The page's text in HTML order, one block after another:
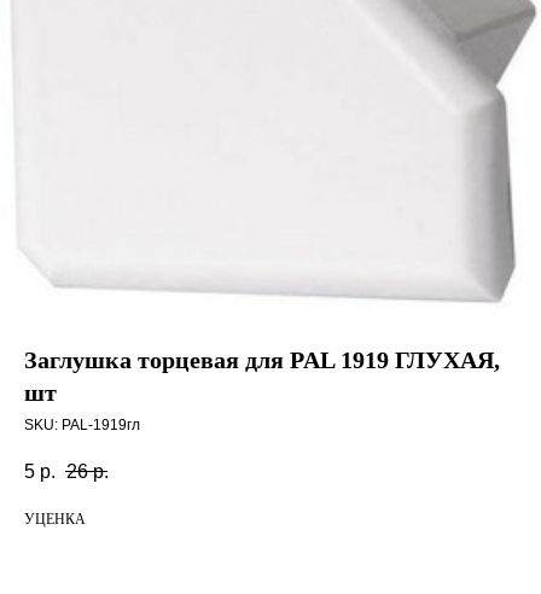
Заглушка торцевая для PAL 1919 ГЛУХАЯ,
шт
SKU: PAL-1919гл
5 р. 26 р.
УЦЕНКА